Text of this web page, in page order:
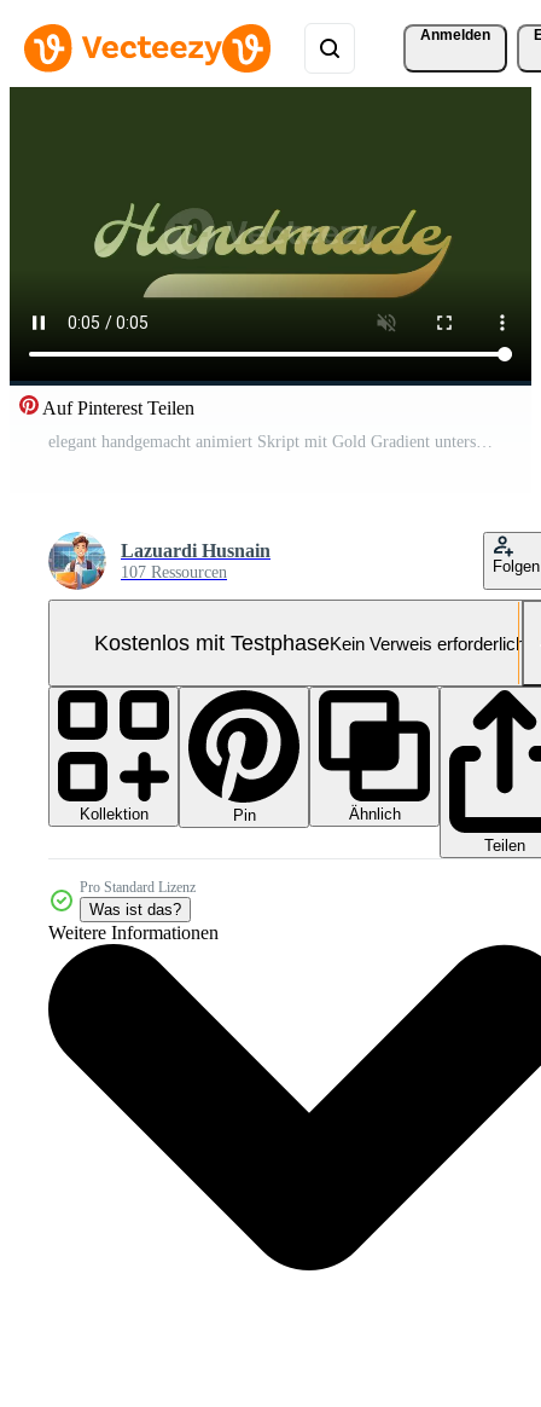
Anmelden
Auf Pinterest Teilen
elegant handgemacht animiert Skript mit Gold Gradient unterstreichen Rahmen auf dunkel Grün Hintergrund. perfekt zum Kunst Marke, Handwerker Produkte, klein Geschäft Promos. Pro Video
Lazuardi Husnain
107 Ressourcen Folgen
Kostenlos mit TestphaseKein Verweis erforderlich
Kollektion Pin
Ähnlich
Teilen
Pro Standard Lizenz
Was ist das?
Weitere Informationen